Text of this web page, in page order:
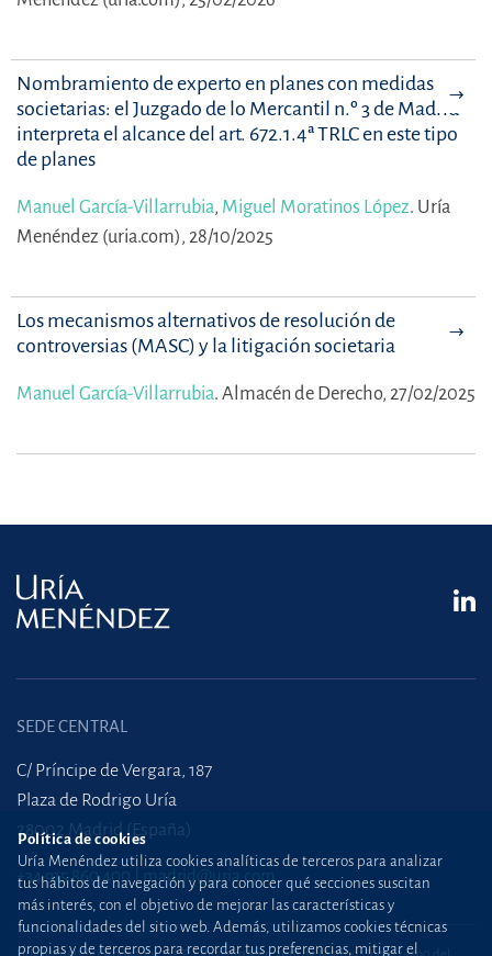
Nombramiento de experto en planes con medidas
societarias: el Juzgado de lo Mercantil n.º 3 de Madrid
interpreta el alcance del art. 672.1.4ª TRLC en este tipo
de planes
Manuel García-Villarrubia, Miguel Moratinos López. Uría
Menéndez (uria.com), 28/10/2025
Los mecanismos alternativos de resolución de
controversias (MASC) y la litigación societaria
Manuel García-Villarrubia. Almacén de Derecho, 27/02/2025
SEDE CENTRAL
C/ Príncipe de Vergara, 187
Plaza de Rodrigo Uría
28002 Madrid (España)
+34 915 860 400 madrid@uria.com
Política de cookies
Uría Menéndez utiliza cookies analíticas de terceros para analizar
tus hábitos de navegación y para conocer qué secciones suscitan
más interés, con el objetivo de mejorar las características y
funcionalidades del sitio web. Además, utilizamos cookies técnicas
propias y de terceros para recordar tus preferencias, mitigar el